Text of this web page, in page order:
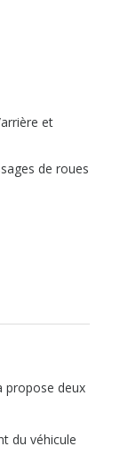
et
de roues
propose deux
du véhicule